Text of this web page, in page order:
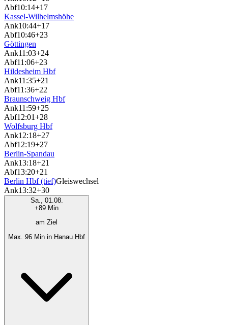
Abf10:14+17
Kassel-Wilhelmshöhe
Ank10:44+17
Abf10:46+23
Göttingen
Ank11:03+24
Abf11:06+23
Hildesheim Hbf
Ank11:35+21
Abf11:36+22
Braunschweig Hbf
Ank11:59+25
Abf12:01+28
Wolfsburg Hbf
Ank12:18+27
Abf12:19+27
Berlin-Spandau
Ank13:18+21
Abf13:20+21
Berlin Hbf (tief)Gleiswechsel
Ank13:32+30
Sa., 01.08.
+89 Min
am Ziel
Max. 96 Min in Hanau Hbf